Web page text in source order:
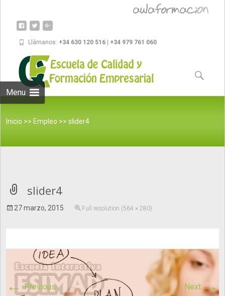
Llámanos: +34 630 120 516 | +34 979 761 060
Menu
content
Buscar:
Inicio >> Empleo >>slider4
slider4
27 marzo, 2015 Full resolution (564 × 280)
←Previous Next→